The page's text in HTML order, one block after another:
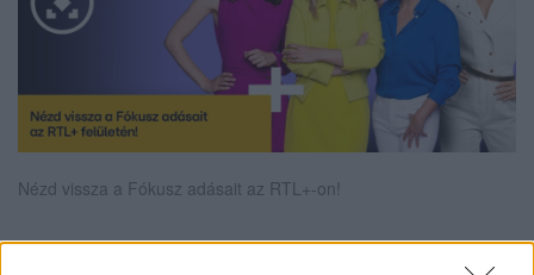
Nézd vissza a Fókusz adásait az RTL+-on!